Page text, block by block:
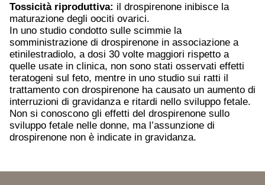
Tossicità riproduttiva: il drospirenone inibisce la
maturazione degli oociti ovarici.
In uno studio condotto sulle scimmie la
somministrazione di drospirenone in associazione a
etinilestradiolo, a dosi 30 volte maggiori rispetto a
quelle usate in clinica, non sono stati osservati effetti
teratogeni sul feto, mentre in uno studio sui ratti il
trattamento con drospirenone ha causato un aumento di
interruzioni di gravidanza e ritardi nello sviluppo fetale.
Non si conoscono gli effetti del drospirenone sullo
sviluppo fetale nelle donne, ma l’assunzione di
drospirenone non è indicate in gravidanza.